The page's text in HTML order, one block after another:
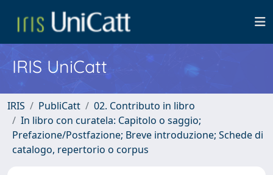
IRIS UniCatt
IRIS PubliCatt
02. Contributo in libro
In libro con curatela: Capitolo o saggio;
Prefazione/Postfazione; Breve introduzione; Schede di
catalogo, repertorio o corpus